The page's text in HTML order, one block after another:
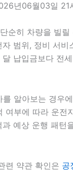
년06월03일 21
순히 차량을 빌
범위, 정비 서
납입금보다
알아보는 경우
여부에 따라 운
예상 운행 패
련 약관 확인은 공